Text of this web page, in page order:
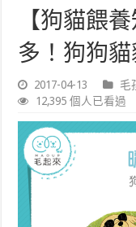
【狗貓餵
多！狗狗貓
2017-04-13 毛
12,395 個人已看過